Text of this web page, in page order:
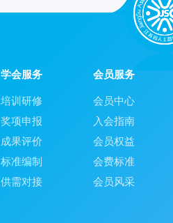
学会服务
培训研修
奖项申报
成果评价
标准编制
供需对接
会员服务
会员中心
入会指南
会员权益
会费标准
会员风采